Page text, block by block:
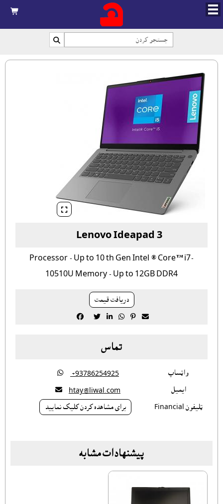



Lenovo Ideapad 3
Processor - Up to 10 th Gen Intel ® Core™ i7-
10510U Memory - Up to 12GB DDR4
دريافت قيمت
     
تماس
واټساپ ‎ +93786254925

ايميل htay@liwal.com

ټليفون Financial براى مشاهده کردن کليک نماييد
پیشنهادات مشابه